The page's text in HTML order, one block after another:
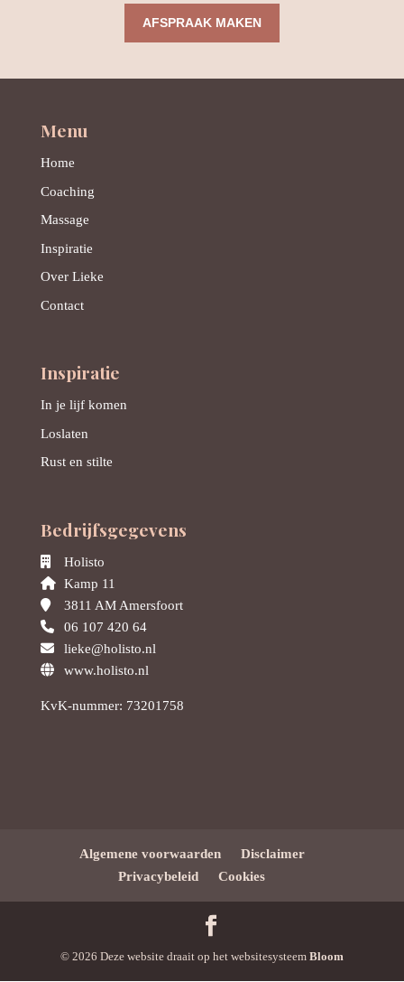
AFSPRAAK MAKEN
Menu
Home
Coaching
Massage
Inspiratie
Over Lieke
Contact
Inspiratie
In je lijf komen
Loslaten
Rust en stilte
Bedrijfsgegevens
Holisto
Kamp 11
3811 AM Amersfoort
06 107 420 64
lieke@holisto.nl
www.holisto.nl
KvK-nummer: 73201758
Algemene voorwaarden
Disclaimer
Privacybeleid
Cookies
© 2026 Deze website draait op het websitesysteem Bloom